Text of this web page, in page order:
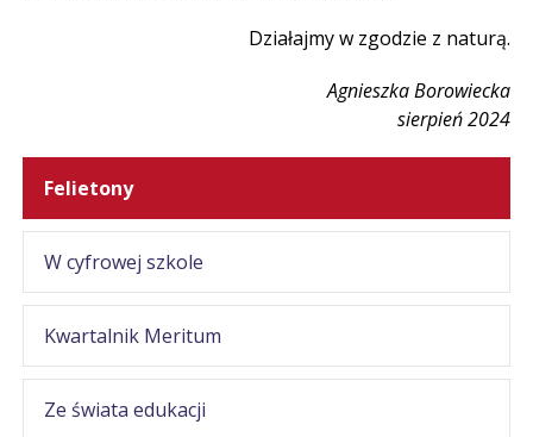
Działajmy w zgodzie z naturą.
Agnieszka Borowiecka
sierpień 2024
Felietony
W cyfrowej szkole
Kwartalnik Meritum
Ze świata edukacji